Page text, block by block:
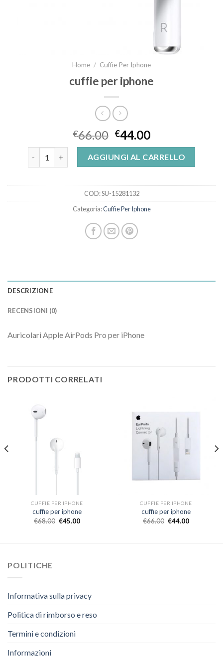
Home / Cuffie Per Iphone
cuffie per iphone
€66.00 €44.00
cuffie per iphone quantitàAGGIUNGI AL CARRELLO
COD:SU-15281132
Categoria:Cuffie Per Iphone
DESCRIZIONE
RECENSIONI (0)
Auricolari Apple AirPods Pro per iPhone
PRODOTTI CORRELATI
CUFFIE PER IPHONE
cuffie per iphone
€68.00 €45.00
CUFFIE PER IPHONE
cuffie per iphone
€66.00 €44.00
POLITICHE
Informativa sulla privacy
Politica di rimborso e reso
Termini e condizioni
Informazioni